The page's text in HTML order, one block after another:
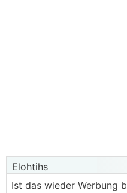
Elohtihs
Ist das wieder Werbung